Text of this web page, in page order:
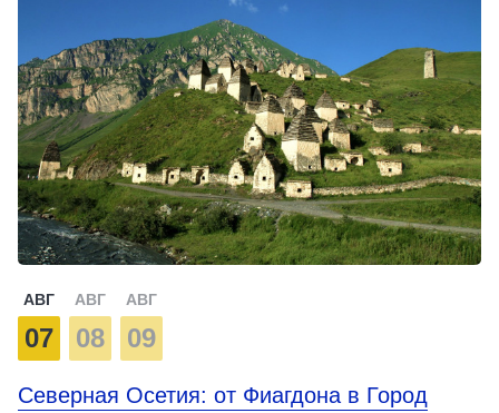
АВГ
07
АВГ
08
АВГ
09
Северная Осетия: от Фиагдона в Город